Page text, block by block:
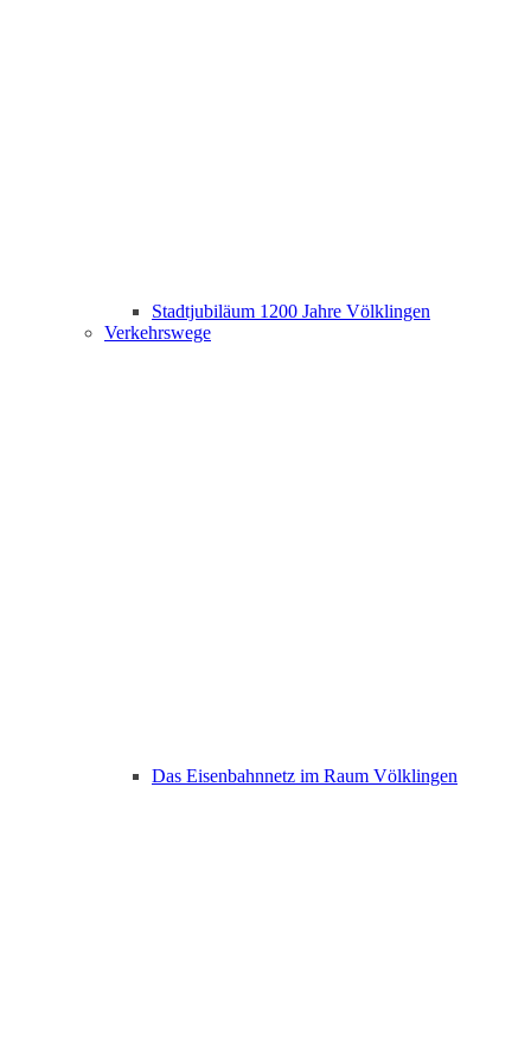
Stadtjubiläum 1200 Jahre Völklingen
Verkehrswege
Das Eisenbahnnetz im Raum Völklingen